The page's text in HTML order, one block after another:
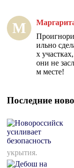
М
ильно
х
они не
м месте!
Последние
укрытия.